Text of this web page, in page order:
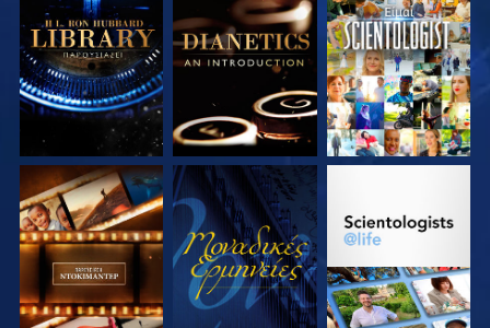
ΕΞΕΡΕΥΝΗΣΤΕ ΤΗ
ΣΕΙΡΑ
ΕΞΕΡΕΥΝΗΣΤΕ ΤΗ
ΣΕΙΡΑ
ΠΑΡΑΚΟΛΟΥΘΗΣΤΕ
ΕΞΕΡΕΥΝΗΣΤΕ ΤΗ
ΣΕΙΡΑ
ΠΑΡΑΚΟΛΟΥΘΗΣΤΕ
ΕΞΕΡΕΥΝΗΣΤΕ ΤΗ